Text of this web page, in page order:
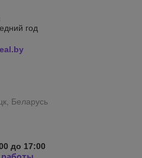
год
Беларусь
до 17:00